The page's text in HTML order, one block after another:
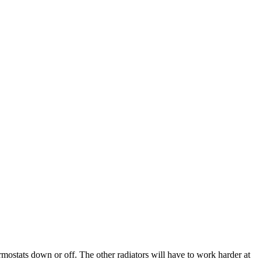
down or off. The other radiators will have to work harder at